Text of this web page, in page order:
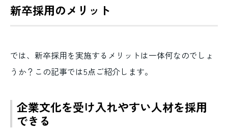
新卒採用のメリット
では、新卒採用を実施するメリットは一体何なのでしょ
うか？この記事では5点ご紹介します。
企業文化を受け入れやすい人材を採用
できる